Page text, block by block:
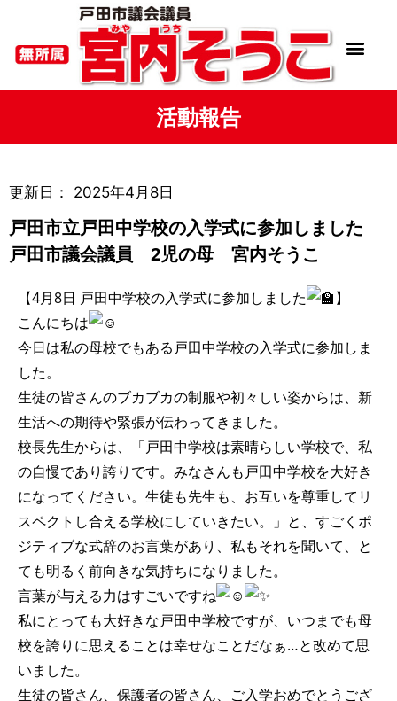
活動報告
更新日： 2025年4月8日
戸田市立戸田中学校の入学式に参加しました
戸田市議会議員 2児の母 宮内そうこ
【4月8日 戸田中学校の入学式に参加しました
】
こんにちは
今日は私の母校でもある戸田中学校の入学式に参加しま
した。
生徒の皆さんのブカブカの制服や初々しい姿からは、新
生活への期待や緊張が伝わってきました。
校長先生からは、「戸田中学校は素晴らしい学校で、私
の自慢であり誇りです。みなさんも戸田中学校を大好き
になってください。生徒も先生も、お互いを尊重してリ
スペクトし合える学校にしていきたい。」と、すごくポ
ジティブな式辞のお言葉があり、私もそれを聞いて、と
ても明るく前向きな気持ちになりました。
言葉が与える力はすごいですね
私にとっても大好きな戸田中学校ですが、いつまでも母
校を誇りに思えることは幸せなことだなぁ…と改めて思
いました。
生徒の皆さん、保護者の皆さん、ご入学おめでとうござ